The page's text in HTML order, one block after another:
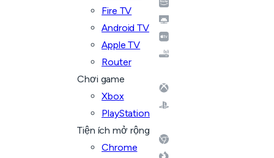
Fire TV
Android TV
Apple TV
Router
Chơi game
Xbox
PlayStation
Tiện ích mở rộng
Chrome